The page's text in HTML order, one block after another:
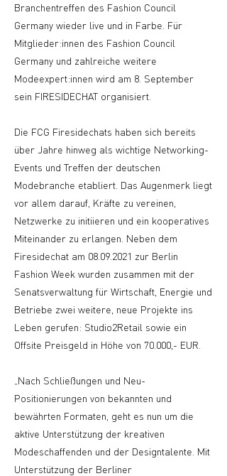
Branchentreffen des Fashion Council
Germany wieder live und in Farbe. Für
Mitglieder:innen des Fashion Council
Germany und zahlreiche weitere
Modeexpert:innen wird am 8. September
sein FIRESIDECHAT organisiert.
Die FCG Firesidechats haben sich bereits
über Jahre hinweg als wichtige Networking-
Events und Treffen der deutschen
Modebranche etabliert. Das Augenmerk liegt
vor allem darauf, Kräfte zu vereinen,
Netzwerke zu initiieren und ein kooperatives
Miteinander zu erlangen. Neben dem
Firesidechat am 08.09.2021 zur Berlin
Fashion Week wurden zusammen mit der
Senatsverwaltung für Wirtschaft, Energie und
Betriebe zwei weitere, neue Projekte ins
Leben gerufen: Studio2Retail sowie ein
Offsite Preisgeld in Höhe von 70.000,- EUR.
„Nach Schließungen und Neu-
Positionierungen von bekannten und
bewährten Formaten, geht es nun um die
aktive Unterstützung der kreativen
Modeschaffenden und der Designtalente. Mit
Unterstützung der Berliner